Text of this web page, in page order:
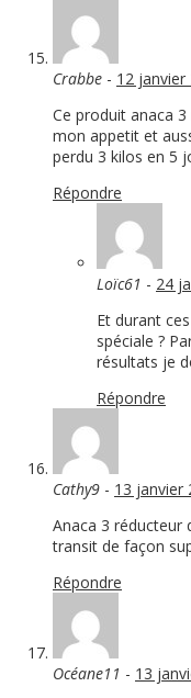
Crabbe - 12 janvier
Ce produit anaca 3
mon appetit et
perdu 3 kilos en 5
Répondre
Loïc61 - 24
Et durant
spéciale ?
résultats je
Répondre
Cathy9 - 13 janvier
Anaca 3 réducteur
transit de façon
Répondre
Océane11 - 13